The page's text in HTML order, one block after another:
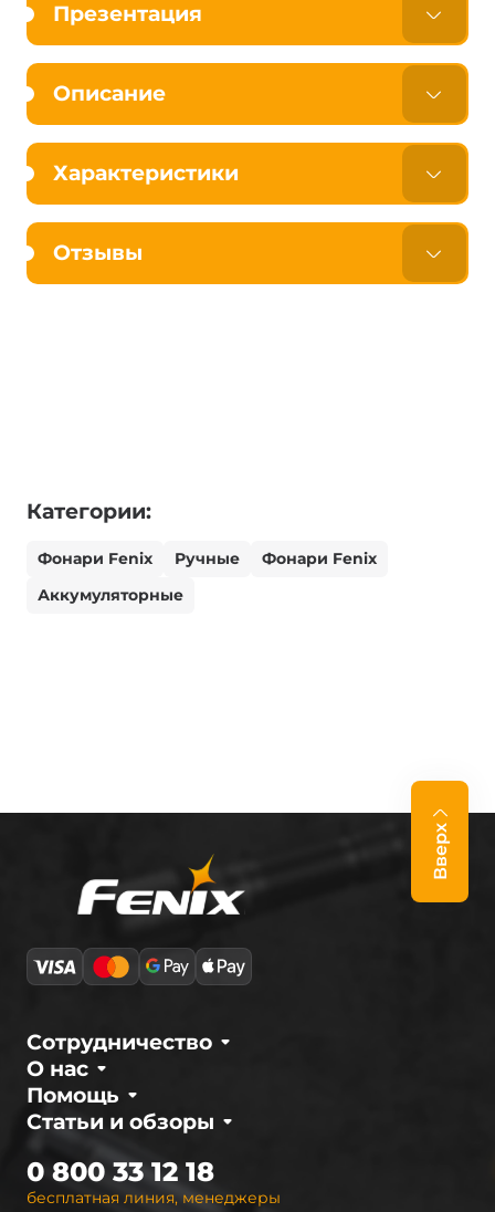
Презентация
Описание
Характеристики
Отзывы
Категории:
Фонари Fenix Ручные
Фонари Fenix
Аккумуляторные
Вверх
О нас
Сотрудничество
Статьи и обзоры
Помощь
бесплатная линия, менеджеры
0 800 33 12 18